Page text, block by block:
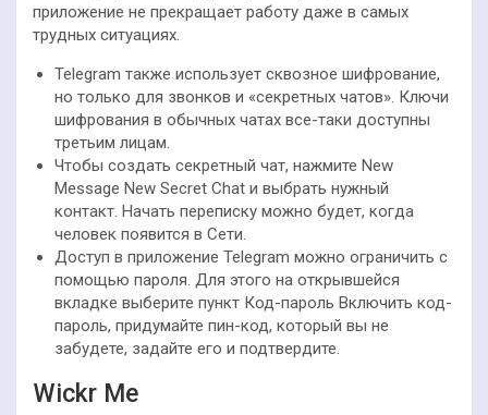
приложение не прекращает работу даже в самых
трудных ситуациях.
Telegram также использует сквозное шифрование,
но только для звонков и «секретных чатов». Ключи
шифрования в обычных чатах все-таки доступны
третьим лицам.
Чтобы создать секретный чат, нажмите New
Message New Secret Chat и выбрать нужный
контакт. Начать переписку можно будет, когда
человек появится в Сети.
Доступ в приложение Telegram можно ограничить с
помощью пароля. Для этого на открывшейся
вкладке выберите пункт Код-пароль Включить код-
пароль, придумайте пин-код, который вы не
забудете, задайте его и подтвердите.
Wickr Me